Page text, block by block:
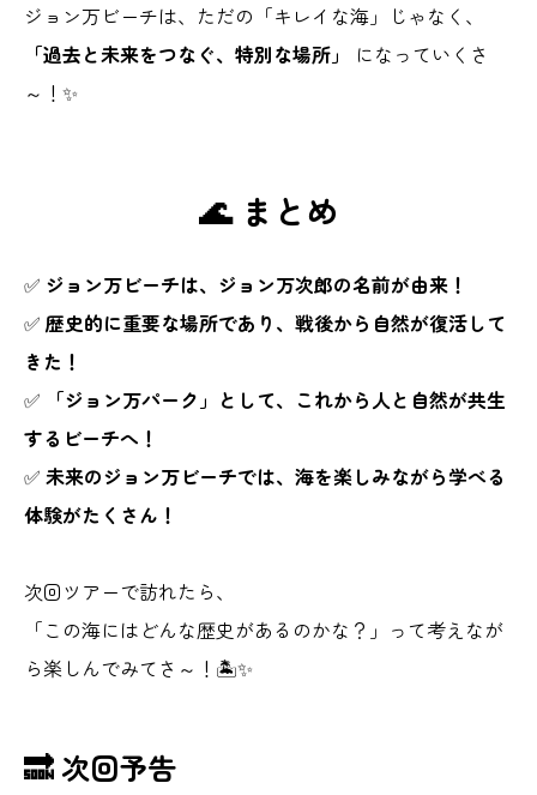
ジョン万ビーチは、ただの「キレイな海」じゃなく、
「過去と未来をつなぐ、特別な場所」
になっていくさ
～！✨
🌊 まとめ
✅ ジョン万ビーチは、ジョン万次郎の名前が由来！
✅ 歴史的に重要な場所であり、戦後から自然が復活して
きた！
✅
「ジョン万パーク」として、これから人と自然が共生
するビーチへ！
✅ 未来のジョン万ビーチでは、海を楽しみながら学べる
体験がたくさん！
次回ツアーで訪れたら、
「この海にはどんな歴史があるのかな？」って考えなが
ら楽しんでみてさ～！🏝️✨
🔜 次回予告